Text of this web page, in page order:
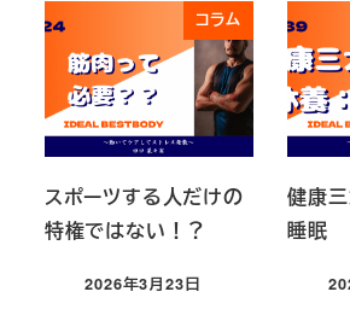
コラム
スポーツする人だけの
特権ではない！？
投稿日
2026年3月23日
健康
睡眠
投